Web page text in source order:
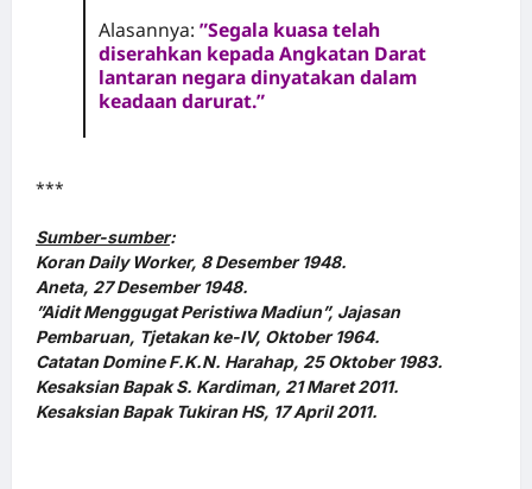
Alasannya: ”Segala kuasa telah
diserahkan kepada Angkatan Darat
lantaran negara dinyatakan dalam
keadaan darurat.”
***
Sumber-sumber:
Koran Daily Worker, 8 Desember 1948.
Aneta, 27 Desember 1948.
”Aidit Menggugat Peristiwa Madiun”, Jajasan
Pembaruan, Tjetakan ke-IV, Oktober 1964.
Catatan Domine F.K.N. Harahap, 25 Oktober 1983.
Kesaksian Bapak S. Kardiman, 21 Maret 2011.
Kesaksian Bapak Tukiran HS, 17 April 2011.